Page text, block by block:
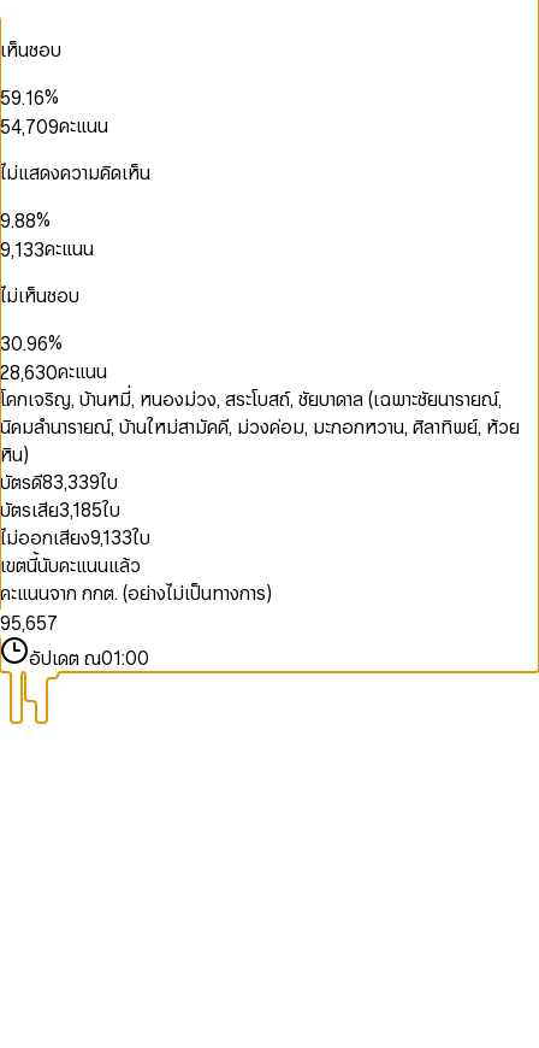
เห็นชอบ
3
5
6
7
8
9
7
9.1
2
3
4
5
6
7
8
4
6
7
8
9
%
0
2
4
5
7
9
0
1
3
4
6
8
9
,
4
6
7
9
0
2
4
5
6
8
6
7
8
9คะแนน
ไม่แสดงความคิดเห็น
0
1
3
4
5
7
9.
0
2
3
4
6
8
9
0
2
3
4
6
8
9
%
0
2
3
4
5
6
8
9,
0
1
3
5
6
7
8
9
0
2
3
5
7
8
9
0
1
2
3
5
7
8
9
คะแนน
ไม่เห็นชอบ
1
3
4
5
6
7
8
9
0
1
2
3
4
5
6
7
8
9
.
1
3
4
5
7
9
0
1
2
4
6
7
8
9
%
1
2
3
4
5
6
7
8
9
1
2
3
4
5
7
8
9
,
0
1
2
3
5
6
7
8
9
0
2
3
4
5
6
8
9
0
1
2
3
5
6
7
8
9
คะแนน
โคกเจริญ, บ้านหมี่, หนองม่วง, สระโบสถ์, ชัยบาดาล (เฉพาะชัยนารายณ์,
นิคมลำนารายณ์, บ้านใหม่สามัคคี, ม่วงค่อม, มะกอกหวาน, ศิลาทิพย์, ห้วย
หิน)
บัตรดี83,339ใบ
บัตรเสีย3,185ใบ
ไม่ออกเสียง9,133ใบ
เขตนี้นับคะแนนแล้ว
คะแนนจาก กกต. (อย่างไม่เป็นทางการ)
0
1
2
3
4
5
6
7
8
9
0
1
2
3
4
5
6
7
,
0
1
2
3
4
5
6
7
8
0
1
2
3
4
5
6
7
8
9
0
1
2
3
4
5
6
7
8
9
อัปเดต ณ01:00